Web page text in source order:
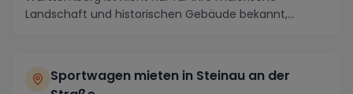
Landschaft und historischen Gebäude bekannt,
Sportwagen mieten in Steinau an der